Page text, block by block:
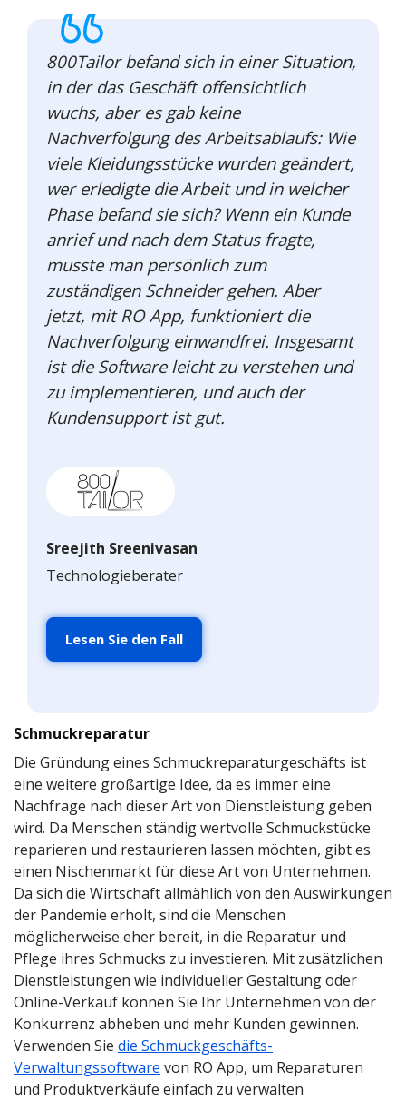
800Tailor befand sich in einer Situation,
in der das Geschäft offensichtlich
wuchs, aber es gab keine
Nachverfolgung des Arbeitsablaufs: Wie
viele Kleidungsstücke wurden geändert,
wer erledigte die Arbeit und in welcher
Phase befand sie sich? Wenn ein Kunde
anrief und nach dem Status fragte,
musste man persönlich zum
zuständigen Schneider gehen. Aber
jetzt, mit RO App, funktioniert die
Nachverfolgung einwandfrei. Insgesamt
ist die Software leicht zu verstehen und
zu implementieren, und auch der
Kundensupport ist gut.
Sreejith Sreenivasan
Technologieberater
Lesen Sie den Fall
Schmuckreparatur
Die Gründung eines Schmuckreparaturgeschäfts ist
eine weitere großartige Idee, da es immer eine
Nachfrage nach dieser Art von Dienstleistung geben
wird. Da Menschen ständig wertvolle Schmuckstücke
reparieren und restaurieren lassen möchten, gibt es
einen Nischenmarkt für diese Art von Unternehmen.
Da sich die Wirtschaft allmählich von den Auswirkungen
der Pandemie erholt, sind die Menschen
möglicherweise eher bereit, in die Reparatur und
Pflege ihres Schmucks zu investieren. Mit zusätzlichen
Dienstleistungen wie individueller Gestaltung oder
Online-Verkauf können Sie Ihr Unternehmen von der
Konkurrenz abheben und mehr Kunden gewinnen.
Verwenden Sie die Schmuckgeschäfts-
Verwaltungssoftware von RO App, um Reparaturen
und Produktverkäufe einfach zu verwalten